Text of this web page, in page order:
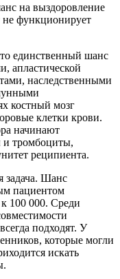
на выздоровление
не функционирует
единственный шанс
апластической
наследственными
костный мозг
клетки крови.
начинают
и тромбоциты,
реципиента.
задача. Шанс
пациентом
100 000. Среди
подходят. У
которые могли
искать